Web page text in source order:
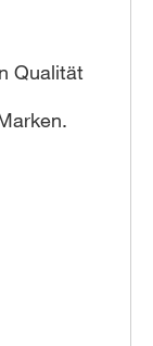
Qualität